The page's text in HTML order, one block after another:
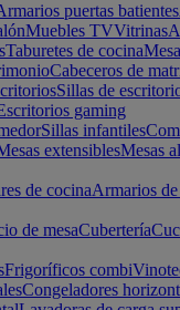
puertas batientes
Muebles TVVitrinas
Taburetes de cocina
Cabeceros de
Sillas de
gaming
Sillas infantiles
extensiblesMesas
de cocinaArmarios
de mesaCubertería
Frigoríficos combi
Congeladores